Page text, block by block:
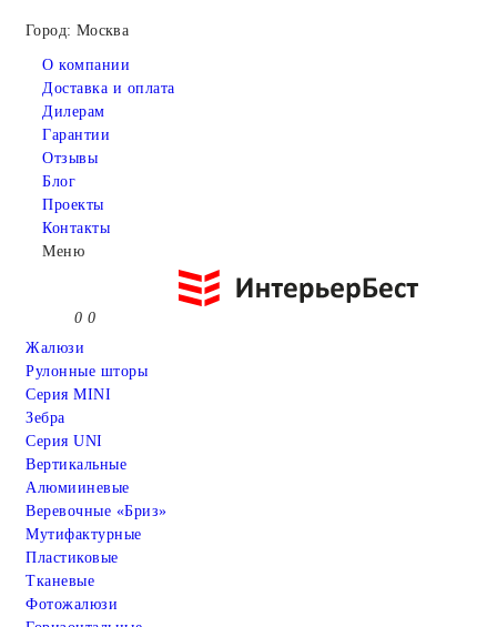
Город: Москва
О компании
Доставка и оплата
Дилерам
Гарантии
Отзывы
Блог
Проекты
Контакты
Меню
0 0
Жалюзи
Рулонные шторы
Серия MINI
Зебра
Серия UNI
Вертикальные
Алюмииневые
Веревочные «Бриз»
Мутифактурные
Пластиковые
Тканевые
Фотожалюзи